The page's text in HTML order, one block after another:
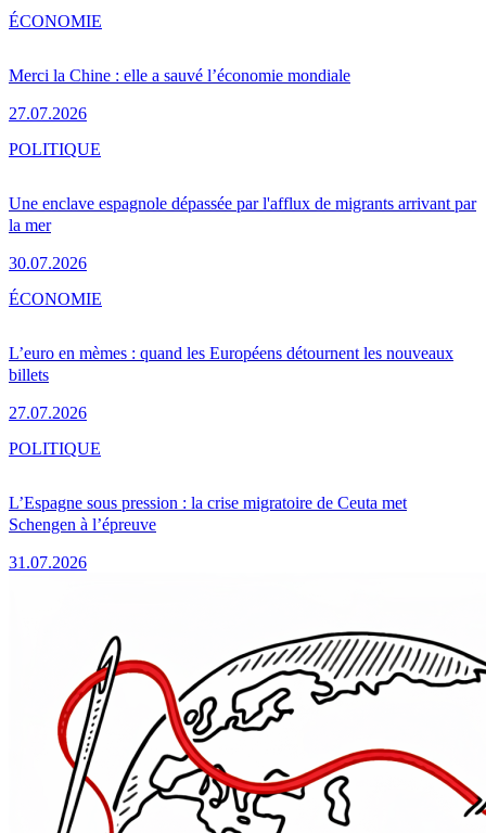
Merci la Chine : elle a sauvé l’économie mondiale
27.07.2026
ÉCONOMIE
Une enclave espagnole dépassée par l'afflux de migrants arrivant par
la mer
30.07.2026
POLITIQUE
L’euro en mèmes : quand les Européens détournent les nouveaux
billets
27.07.2026
ÉCONOMIE
L’Espagne sous pression : la crise migratoire de Ceuta met
Schengen à l’épreuve
31.07.2026
POLITIQUE